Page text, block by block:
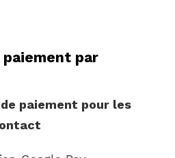
par
paiement pour les